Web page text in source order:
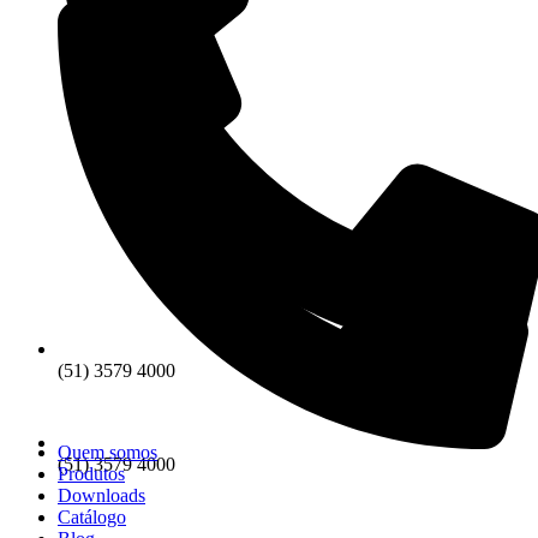
(51) 3579 4000
(51) 3579 4000
Quem somos
Produtos
Downloads
Catálogo